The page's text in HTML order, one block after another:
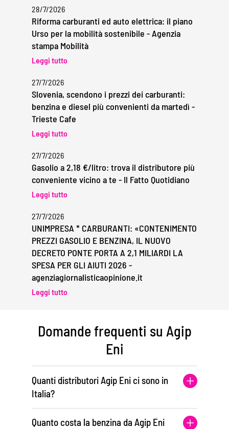
28/7/2026
Riforma carburanti ed auto elettrica: il piano
Urso per la mobilità sostenibile - Agenzia
stampa Mobilità
Leggi tutto
27/7/2026
Slovenia, scendono i prezzi dei carburanti:
benzina e diesel più convenienti da martedì -
Trieste Cafe
Leggi tutto
27/7/2026
Gasolio a 2,18 €/litro: trova il distributore più
conveniente vicino a te - Il Fatto Quotidiano
Leggi tutto
27/7/2026
UNIMPRESA * CARBURANTI: «CONTENIMENTO
PREZZI GASOLIO E BENZINA, IL NUOVO
DECRETO PONTE PORTA A 2,1 MILIARDI LA
SPESA PER GLI AIUTI 2026 -
agenziagiornalisticaopinione.it
Leggi tutto
Domande frequenti su Agip
Eni
Quanti distributori Agip Eni ci sono in
Italia?
Quanto costa la benzina da Agip Eni